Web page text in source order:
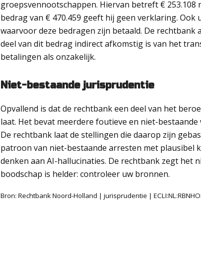
groepsvennootschappen. Hiervan betreft €
bedrag van € 470.459 geeft hij geen verklaring.
waarvoor deze bedragen zijn betaald. De rechtbank
deel van dit bedrag indirect afkomstig is van het
betalingen als onzakelijk.
Niet-bestaande jurisprudentie
Opvallend is dat de rechtbank een deel van het
laat. Het bevat meerdere foutieve en niet-
De rechtbank laat de stellingen die daarop zijn
patroon van niet-bestaande arresten met plausibel
denken aan AI-hallucinaties. De rechtbank zegt het
boodschap is helder: controleer uw bronnen.
Bron: Rechtbank Noord-Holland | jurisprudentie |